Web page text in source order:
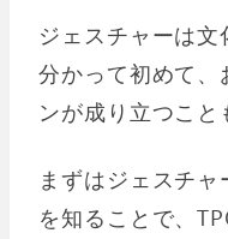
ジェスチャーは
分かって初めて、
ンが成り立つこと
まずはジェスチ
を知ることで、